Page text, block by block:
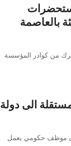
بالعاصمة
من كوادر المؤسسة
الى دولة
موظف حكومي يعمل